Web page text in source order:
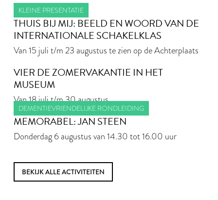
KLEINE PRESENTATIE
THUIS BIJ MIJ: BEELD EN WOORD VAN DE
INTERNATIONALE SCHAKELKLAS
Van 15 juli t/m 23 augustus te zien op de Achterplaats
VIER DE ZOMERVAKANTIE IN HET
MUSEUM
Van 18 juli t/m 30 augustus
DEMENTIEVRIENDELIJKE RONDLEIDING
MEMORABEL: JAN STEEN
Donderdag 6 augustus van 14.30 tot 16.00 uur
BEKIJK ALLE ACTIVITEITEN